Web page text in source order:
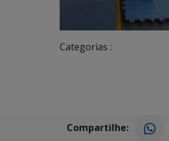
Categorias :
Compartilhe: